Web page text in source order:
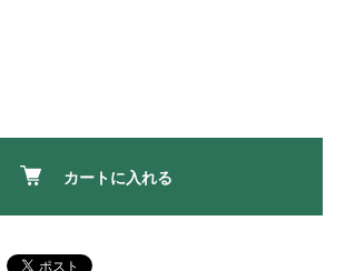
カートに入れる